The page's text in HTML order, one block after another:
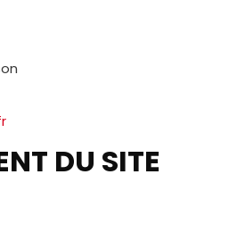
DU SITE